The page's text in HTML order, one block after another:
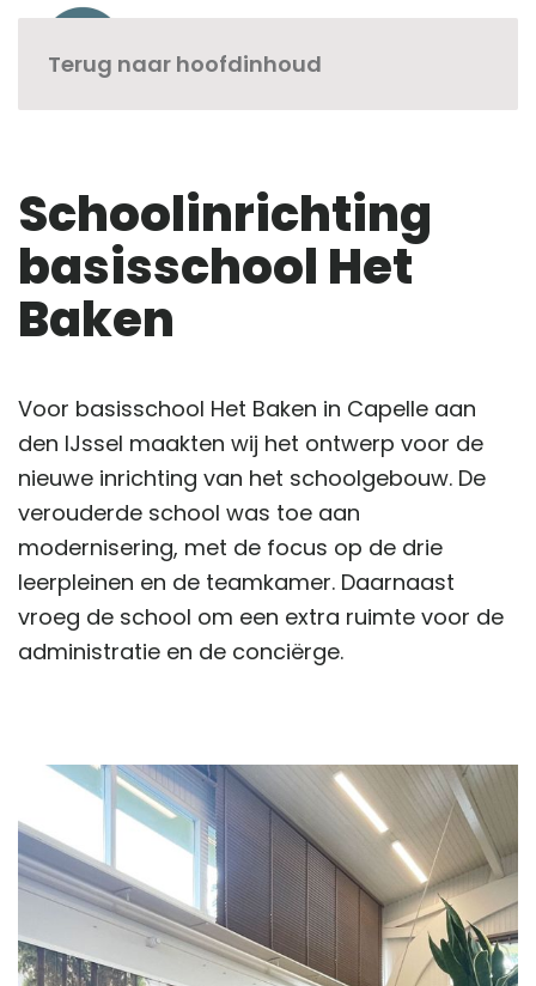
Terug naar hoofdinhoud
Schoolinrichting
basisschool Het
Baken
Voor basisschool Het Baken in Capelle aan
den IJssel maakten wij het ontwerp voor de
nieuwe inrichting van het schoolgebouw. De
verouderde school was toe aan
modernisering, met de focus op de drie
leerpleinen en de teamkamer. Daarnaast
vroeg de school om een extra ruimte voor de
administratie en de conciërge.